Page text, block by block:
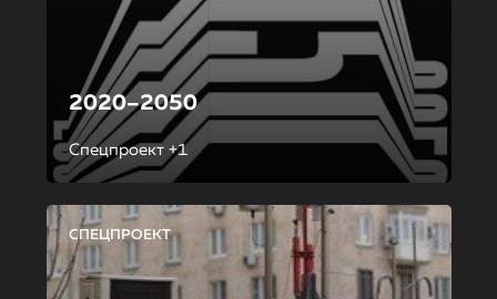
2020–2050
Спецпроект +1
СПЕЦПРОЕКТ